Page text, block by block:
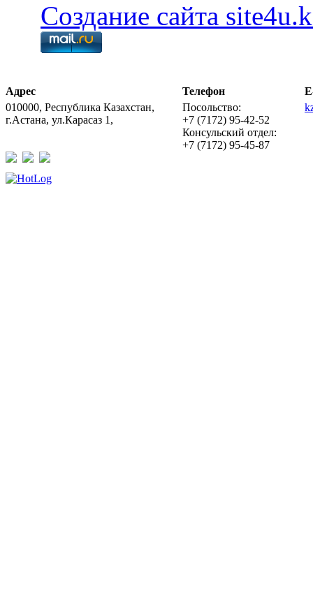
Создание сайта
Адрес
010000, Республика Казахстан,
г.Астана, ул.Карасаз 1,
Телефон
Посольство:
+7 (7172) 95-42-52
Консульский отдел:
+7 (7172) 95-45-87